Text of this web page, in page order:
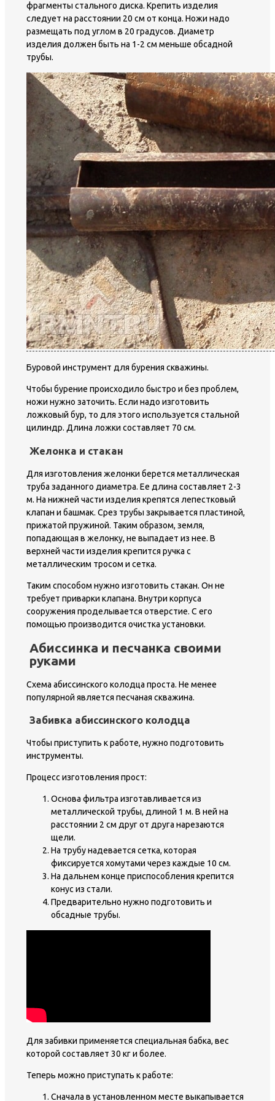
фрагменты стального диска. Крепить изделия
следует на расстоянии 20 см от конца. Ножи надо
размещать под углом в 20 градусов. Диаметр
изделия должен быть на 1-2 см меньше обсадной
трубы.
Буровой инструмент для бурения скважины.
Чтобы бурение происходило быстро и без проблем,
ножи нужно заточить. Если надо изготовить
ложковый бур, то для этого используется стальной
цилиндр. Длина ложки составляет 70 см.
Желонка и стакан
Для изготовления желонки берется металлическая
труба заданного диаметра. Ее длина составляет 2-3
м. На нижней части изделия крепятся лепестковый
клапан и башмак. Срез трубы закрывается пластиной,
прижатой пружиной. Таким образом, земля,
попадающая в желонку, не выпадает из нее. В
верхней части изделия крепится ручка с
металлическим тросом и сетка.
Таким способом нужно изготовить стакан. Он не
требует приварки клапана. Внутри корпуса
сооружения проделывается отверстие. С его
помощью производится очистка установки.
Абиссинка и песчанка своими
руками
Схема абиссинского колодца проста. Не менее
популярной является песчаная скважина.
Забивка абиссинского колодца
Чтобы приступить к работе, нужно подготовить
инструменты.
Процесс изготовления прост:
Основа фильтра изготавливается из
металлической трубы, длиной 1 м. B ней на
расстоянии 2 см друг от друга нарезаются
щели.
На трубу надевается сетка, которая
фиксируется хомутами через каждые 10 см.
На дальнем конце приспособления крепится
конус из стали.
Предварительно нужно подготовить и
обсадные трубы.
Для забивки применяется специальная бабка, вес
которой составляет 30 кг и более.
Теперь можно приступать к работе:
Сначала в установленном месте выкапывается